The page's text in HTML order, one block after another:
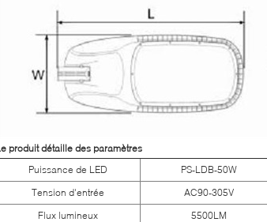
produit détaille des paramètres
Puissance de LED
PS-LDB-50W
Tension d'entrée
AC90-305V
Flux lumineux
5500LM